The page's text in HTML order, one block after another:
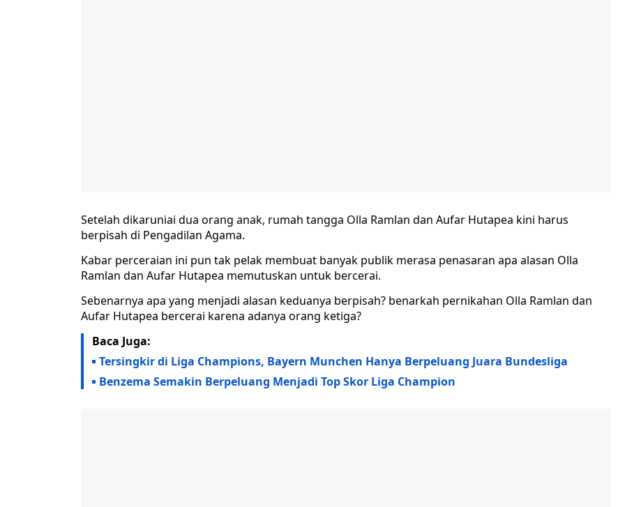
Setelah dikaruniai dua orang anak, rumah tangga Olla Ramlan dan Aufar Hutapea kini harus
berpisah di Pengadilan Agama.
Kabar perceraian ini pun tak pelak membuat banyak publik merasa penasaran apa alasan Olla
Ramlan dan Aufar Hutapea memutuskan untuk bercerai.
Sebenarnya apa yang menjadi alasan keduanya berpisah? benarkah pernikahan Olla Ramlan dan
Aufar Hutapea bercerai karena adanya orang ketiga?
Baca Juga:
Tersingkir di Liga Champions, Bayern Munchen Hanya Berpeluang Juara Bundesliga
Benzema Semakin Berpeluang Menjadi Top Skor Liga Champion